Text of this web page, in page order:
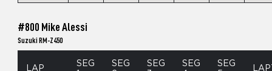
#800 Mike Alessi
Suzuki RM-Z450
LAP
SEG
SEG
SEG
SEG
SEG